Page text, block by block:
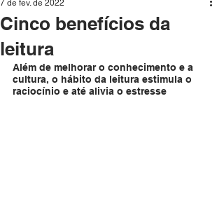
Cinco benefícios da
leitura
7 de fev. de 2022
Além de melhorar o conhecimento e a
cultura, o hábito da leitura estimula o
raciocínio e até alivia o estresse